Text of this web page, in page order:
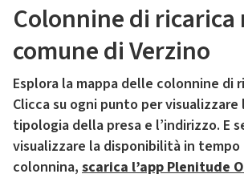
Colonnine di ricarica
comune di Verzino
Esplora la mappa delle colonnine di
Clicca su ogni punto per
tipologia della presa e l’indirizzo. E
visualizzare la disponibilità in
colonnina, scarica l’app Plenitude